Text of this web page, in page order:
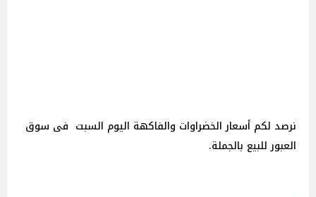
نرصد لكم أسعار الخضراوات والفاكهة اليوم السبت فى سوق
العبور للبيع بالجملة.